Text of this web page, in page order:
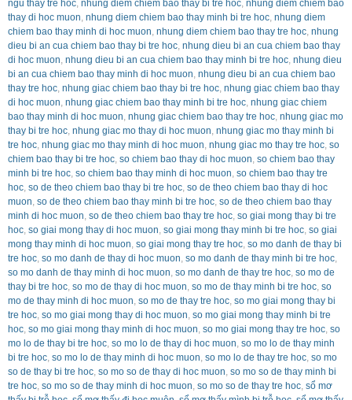
ngu thay tre hoc, nhung diem chiem bao thay bi tre hoc, nhung diem chiem bao
thay di hoc muon, nhung diem chiem bao thay minh bi tre hoc, nhung diem
chiem bao thay minh di hoc muon, nhung diem chiem bao thay tre hoc, nhung
dieu bi an cua chiem bao thay bi tre hoc, nhung dieu bi an cua chiem bao thay
di hoc muon, nhung dieu bi an cua chiem bao thay minh bi tre hoc, nhung dieu
bi an cua chiem bao thay minh di hoc muon, nhung dieu bi an cua chiem bao
thay tre hoc, nhung giac chiem bao thay bi tre hoc, nhung giac chiem bao thay
di hoc muon, nhung giac chiem bao thay minh bi tre hoc, nhung giac chiem
bao thay minh di hoc muon, nhung giac chiem bao thay tre hoc, nhung giac mo
thay bi tre hoc, nhung giac mo thay di hoc muon, nhung giac mo thay minh bi
tre hoc, nhung giac mo thay minh di hoc muon, nhung giac mo thay tre hoc, so
chiem bao thay bi tre hoc, so chiem bao thay di hoc muon, so chiem bao thay
minh bi tre hoc, so chiem bao thay minh di hoc muon, so chiem bao thay tre
hoc, so de theo chiem bao thay bi tre hoc, so de theo chiem bao thay di hoc
muon, so de theo chiem bao thay minh bi tre hoc, so de theo chiem bao thay
minh di hoc muon, so de theo chiem bao thay tre hoc, so giai mong thay bi tre
hoc, so giai mong thay di hoc muon, so giai mong thay minh bi tre hoc, so giai
mong thay minh di hoc muon, so giai mong thay tre hoc, so mo danh de thay bi
tre hoc, so mo danh de thay di hoc muon, so mo danh de thay minh bi tre hoc,
so mo danh de thay minh di hoc muon, so mo danh de thay tre hoc, so mo de
thay bi tre hoc, so mo de thay di hoc muon, so mo de thay minh bi tre hoc, so
mo de thay minh di hoc muon, so mo de thay tre hoc, so mo giai mong thay bi
tre hoc, so mo giai mong thay di hoc muon, so mo giai mong thay minh bi tre
hoc, so mo giai mong thay minh di hoc muon, so mo giai mong thay tre hoc, so
mo lo de thay bi tre hoc, so mo lo de thay di hoc muon, so mo lo de thay minh
bi tre hoc, so mo lo de thay minh di hoc muon, so mo lo de thay tre hoc, so mo
so de thay bi tre hoc, so mo so de thay di hoc muon, so mo so de thay minh bi
tre hoc, so mo so de thay minh di hoc muon, so mo so de thay tre hoc, sổ mơ